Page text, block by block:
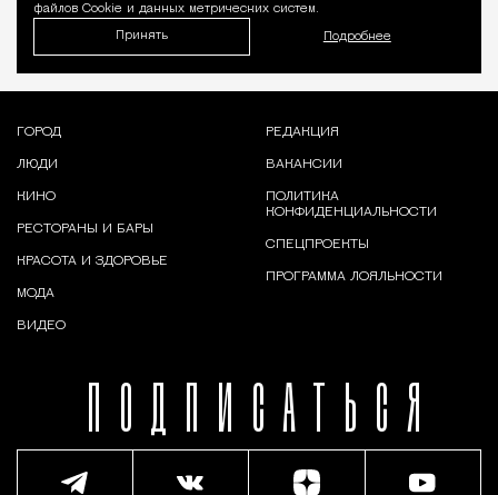
файлов Cookie и данных метрических систем.
Принять Подробнее
ПОДПИСАТЬСЯ
ГОРОД
ЛЮДИ
КИНО
РЕСТОРАНЫ И БАРЫ
КРАСОТА И ЗДОРОВЬЕ
МОДА
ВИДЕО
РЕДАКЦИЯ
ВАКАНСИИ
ПОЛИТИКА
КОНФИДЕНЦИАЛЬНОСТИ
СПЕЦПРОЕКТЫ
ПРОГРАММА ЛОЯЛЬНОСТИ